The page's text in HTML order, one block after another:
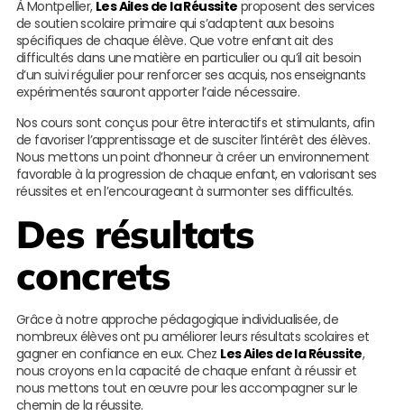
À Montpellier, Les Ailes de la Réussite proposent des services
de soutien scolaire primaire qui s’adaptent aux besoins
spécifiques de chaque élève. Que votre enfant ait des
difficultés dans une matière en particulier ou qu’il ait besoin
d’un suivi régulier pour renforcer ses acquis, nos enseignants
expérimentés sauront apporter l’aide nécessaire.
Nos cours sont conçus pour être interactifs et stimulants, afin
de favoriser l’apprentissage et de susciter l’intérêt des élèves.
Nous mettons un point d’honneur à créer un environnement
favorable à la progression de chaque enfant, en valorisant ses
réussites et en l’encourageant à surmonter ses difficultés.
Des résultats
concrets
Grâce à notre approche pédagogique individualisée, de
nombreux élèves ont pu améliorer leurs résultats scolaires et
gagner en confiance en eux. Chez Les Ailes de la Réussite,
nous croyons en la capacité de chaque enfant à réussir et
nous mettons tout en œuvre pour les accompagner sur le
chemin de la réussite.